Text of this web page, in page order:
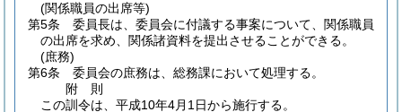
(関係職員の出席等)
第5条
委員長は、委員会に付議する事案について、関係職員
の出席を求め、関係諸資料を提出させることができる。
(庶務)
第6条
委員会の庶務は、総務課において処理する。
附 則
この訓令は、平成10年4月1日から施行する。